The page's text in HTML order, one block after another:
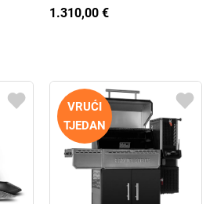
1.310,00 €
VRUĆI
TJEDAN